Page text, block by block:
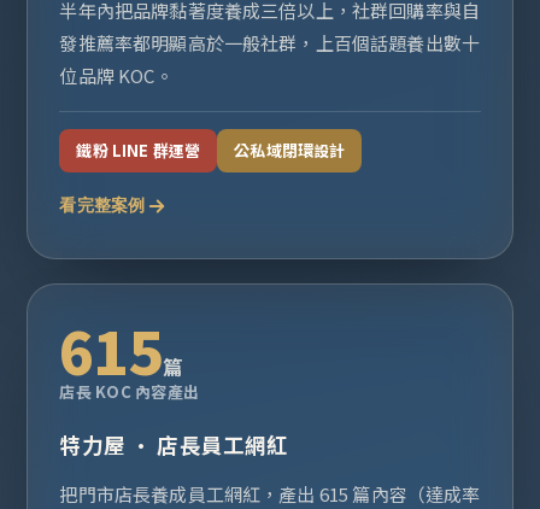
半年內把品牌黏著度養成三倍以上，社群回購率與自
發推薦率都明顯高於一般社群，上百個話題養出數十
位品牌 KOC。
鐵粉 LINE 群運營 公私域閉環設計
看完整案例
615篇
店長 KOC 內容產出
特力屋 · 店長員工網紅
把門市店長養成員工網紅，產出 615 篇內容（達成率